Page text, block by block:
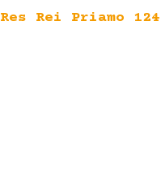
Res Rei Priamo 124